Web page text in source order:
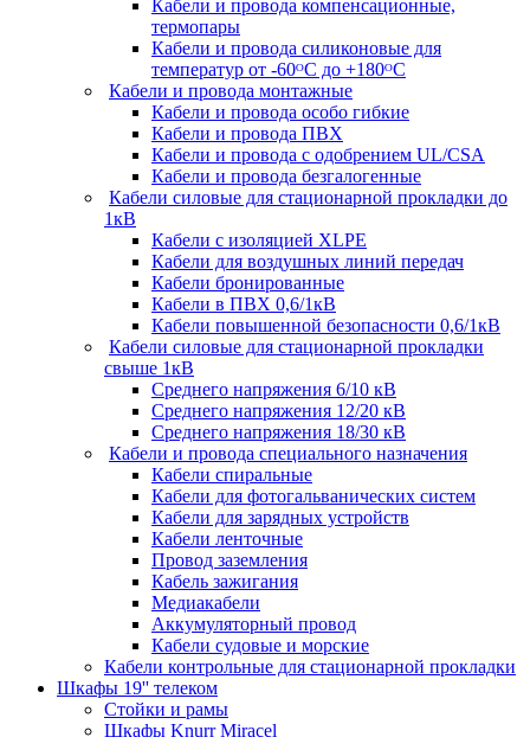
Кабели и провода компенсационные,
термопары
Кабели и провода силиконовые для
температур от -60ᴼC до +180ᴼС
Кабели и провода монтажные
Кабели и провода особо гибкие
Кабели и провода ПВХ
Кабели и провода с одобрением UL/CSA
Кабели и провода безгалогенные
Кабели силовые для стационарной прокладки до
1кВ
Кабели c изоляцией XLPE
Кабели для воздушных линий передач
Кабели бронированные
Кабели в ПВХ 0,6/1кВ
Кабели повышенной безопасности 0,6/1кВ
Кабели силовые для стационарной прокладки
свыше 1кВ
Среднего напряжения 6/10 кВ
Среднего напряжения 12/20 кВ
Среднего напряжения 18/30 кВ
Кабели и провода специального назначения
Кабели спиральные
Кабели для фотогальванических систем
Кабели для зарядных устройств
Кабели ленточные
Провод заземления
Кабель зажигания
Медиакабели
Аккумуляторный провод
Кабели судовые и морские
Кабели контрольные для стационарной прокладки
Шкафы 19'' телеком
Стойки и рамы
Шкафы Knurr Miracel